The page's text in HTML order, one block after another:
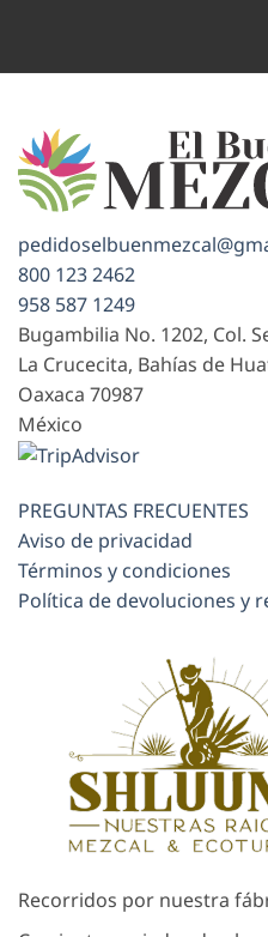
800 123 2462
958 587 1249
Bugambilia No. 1202, Col.
La Crucecita, Bahías de
Oaxaca 70987
México
PREGUNTAS FRECUENTES
Aviso de privacidad
Términos y condiciones
Política de devoluciones y
Recorridos por nuestra